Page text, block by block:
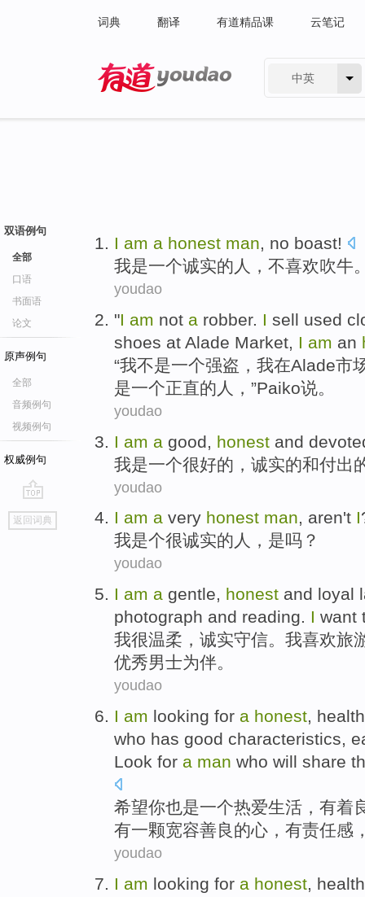
词典 翻译 有道精品课 云笔记
中英
双语例句
全部
口语
书面语
论文
原声例句
全部
音频例句
视频例句
权威例句
go
top
返回词典
I am a honest man, no boast!
我是一个诚实的 人 ， 不喜欢吹牛
youdao
"I am not a robber. I sell used
shoes at Alade Market, I am an
“我不是一个强盗 ，我在Alade市
是一个正直的 人 ，”Paiko说。
youdao
I am a good honest and
我是一个很好的 ， 诚实的和付出
youdao
I am a very honest man, aren't I
我是个很诚实的 人 ，是吗？
youdao
I am a gentle, honest and loyal
photograph and reading. I want
我很温柔 ， 诚实守信。我喜欢旅
优秀男士为伴。
youdao
I am looking for a honest,
who has good characteristics,
Look for a man who will share
希望你也是一个热爱生活 ， 有着
有一颗宽容善良的心 ， 有责任感
youdao
I am looking for a honest,